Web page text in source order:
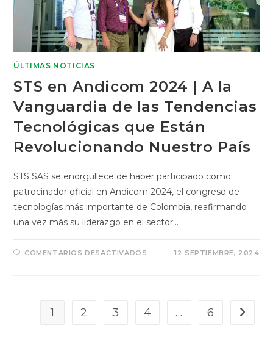
ÚLTIMAS NOTICIAS
STS en Andicom 2024 | A la
Vanguardia de las Tendencias
Tecnológicas que Están
Revolucionando Nuestro País
STS SAS se enorgullece de haber participado como
patrocinador oficial en Andicom 2024, el congreso de
tecnologías más importante de Colombia, reafirmando
una vez más su liderazgo en el sector…
COMENTARIOS DESACTIVADOS 12 SEPTIEMBRE, 2024
1 2 3 4 … 6